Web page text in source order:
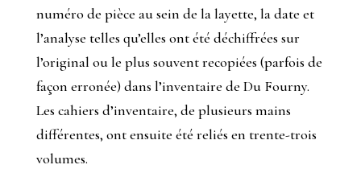
numéro de pièce au sein de la layette, la date et
l’analyse telles qu’elles ont été déchiffrées sur
l’original ou le plus souvent recopiées (parfois de
façon erronée) dans l’inventaire de Du Fourny.
Les cahiers d’inventaire, de plusieurs mains
différentes, ont ensuite été reliés en trente-trois
volumes.